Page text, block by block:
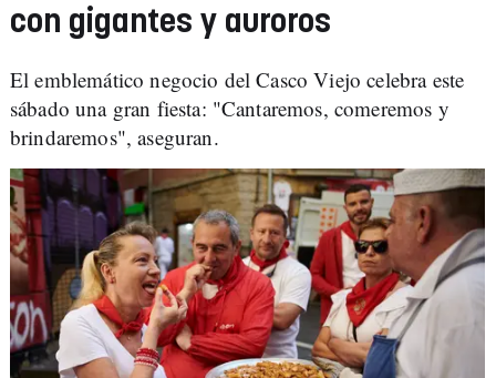
con gigantes y auroros
El emblemático negocio del Casco Viejo celebra este
sábado una gran fiesta: "Cantaremos, comeremos y
brindaremos", aseguran.